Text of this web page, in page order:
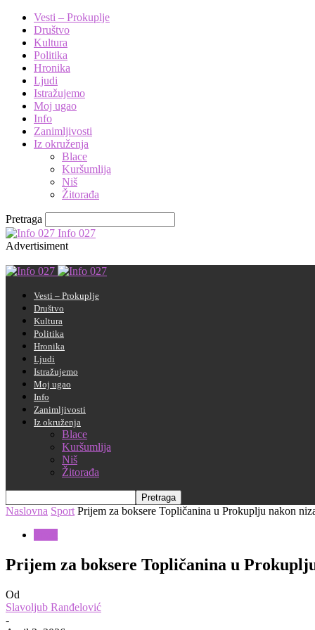
Vesti – Prokuplje
Društvo
Kultura
Politika
Hronika
Ljudi
Istražujemo
Moj ugao
Info
Zanimljivosti
Iz okruženja
Blace
Kuršumlija
Niš
Žitorađa
Pretraga
Info 027
Advertisiment
Vesti – Prokuplje
Društvo
Kultura
Politika
Hronika
Ljudi
Istražujemo
Moj ugao
Info
Zanimljivosti
Iz okruženja
Blace
Kuršumlija
Niš
Žitorađa
Naslovna Sport Prijem za boksere Topličanina u Prokuplju nakon
Prijem za boksere Topličanina u
Od
Slavoljub Ranđelović
-